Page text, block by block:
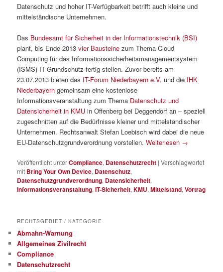
Datenschutz und hoher IT-Verfügbarkeit betrifft auch kleine und
mittelständische Unternehmen.
Das Bundesamt für Sicherheit in der Informationstechnik (BSI)
plant, bis Ende 2013vier Bausteine zum Thema Cloud
Computing für das Informationssicherheitsmanagementsystem
(ISMS) IT-Grundschutz fertig stellen. Zuvor bereits am
23.07.2013 bieten das IT-Forum Niederbayern e.V. und die IHK
Niederbayern gemeinsam eine kostenlose
Informationsveranstaltung zum Thema Datenschutz und
Datensicherheit in KMU in Offenberg bei Deggendorf an – speziell
zugeschnitten auf die Bedürfnisse kleiner und mittelständischer
Unternehmen. Rechtsanwalt Stefan Loebisch wird dabei die neue
EU-Datenschutzgrundverordnung vorstellen.Weiterlesen →
Veröffentlicht unterCompliance, Datenschutzrecht |Verschlagwortet
mit Bring Your Own Device, Datenschutz,
Datenschutzgrundverordnung, Datensicherheit,
Informationsveranstaltung,IT-Sicherheit,KMU,Mittelstand,Vortrag
RECHTSGEBIET / KATEGORIE
Abmahn-Warnung
Allgemeines Zivilrecht
Compliance
Datenschutzrecht